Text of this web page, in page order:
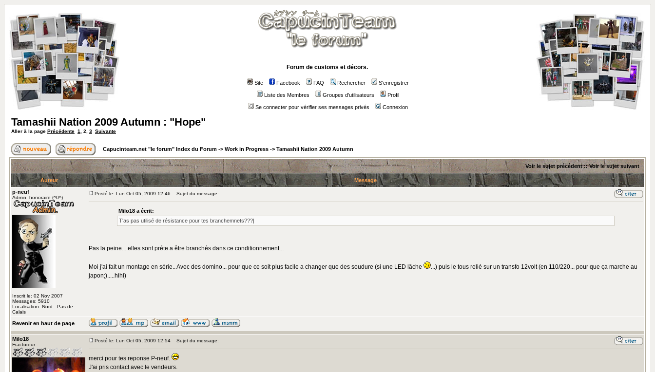
Forum de customs et décors.
Site Facebook FAQ Rechercher S'enregistrer
Liste des Membres Groupes d'utilisateurs Profil
Se connecter pour vérifier ses messages privés Connexion
Tamashii Nation 2009 Autumn : "Hope"
Aller à la page Précédente 1 2 3 Suivante
Capucinteam.net "le forum" Index du Forum -> Work in Progress -> Tamashii Nation 2009 Autumn
Voir le sujet précédent::Voir le sujet suivant
Auteur
Message
p-neuf
Admin. honoraire (^0^)
Inscrit le: 02 Nov 2007
Messages: 5910
Localisation: Nord - Pas de
Calais
Posté le: Lun Oct 05, 2009 12:46 Sujet du message:
Milo18 a écrit:
T'as pas utilisé de résistance pour tes branchemnets???|
Pas la peine... elles sont préte a être branchés dans ce conditionnement...
Moi j'ai fait un montage en série.. Avec des domino... pour que ce soit plus facile a changer que des soudure (si une LED lâche
...) puis le tous relié sur un transfo 12volt (en 110/220... pour que ça marche au
japon;).....hihi)
Revenir en haut de page
Milo18
Fractureur
Posté le: Lun Oct 05, 2009 12:54 Sujet du message:
merci pour tes reponse P-neuf.
J'ai pris contact avec le vendeurs.